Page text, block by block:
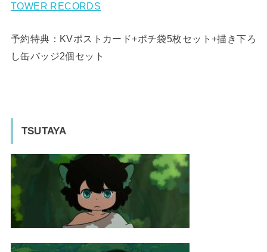
TOWER RECORDS
予約特典：KVポストカード+ポチ袋5枚セット+描き下ろ
し缶バッジ2個セット
TSUTAYA